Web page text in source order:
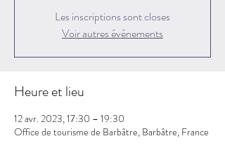
Les inscriptions sont closes
Voir autres événements
Heure et lieu
12 avr. 2023, 17:30 – 19:30
Office de tourisme de Barbâtre, Barbâtre, France